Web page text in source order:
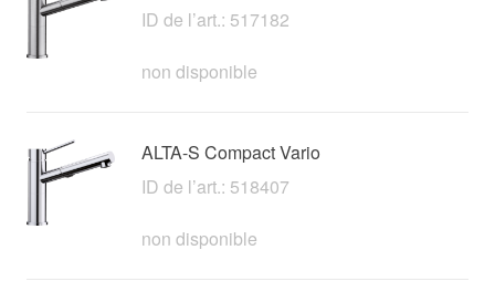
ID de l’art.: 517182
non disponible
ALTA-S Compact Vario
ID de l’art.: 518407
non disponible